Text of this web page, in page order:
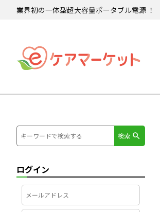
業界初の一体型超大容量ポータブル電源 ！
検索
ログイン